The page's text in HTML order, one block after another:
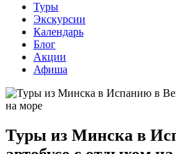
Туры
Экскурсии
Календарь
Блог
Акции
Афиша
Туры из Минска в